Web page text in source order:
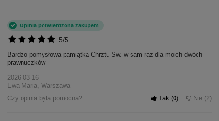
5/5
Opinia potwierdzona zakupem
Bardzo pomysłowa pamiątka Chrztu Sw. w sam raz dla moich dwóch
prawnuczków
2026-03-16
Ewa Maria, Warszawa
Czy opinia była pomocna?
Tak 0 Nie 2